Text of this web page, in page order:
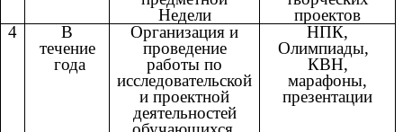
Недели
проектов
4
В
течение
года
Организация и
проведение
работы по
исследовательской
и проектной
деятельностей
НПК,
Олимпиады,
КВН,
марафоны,
презентации